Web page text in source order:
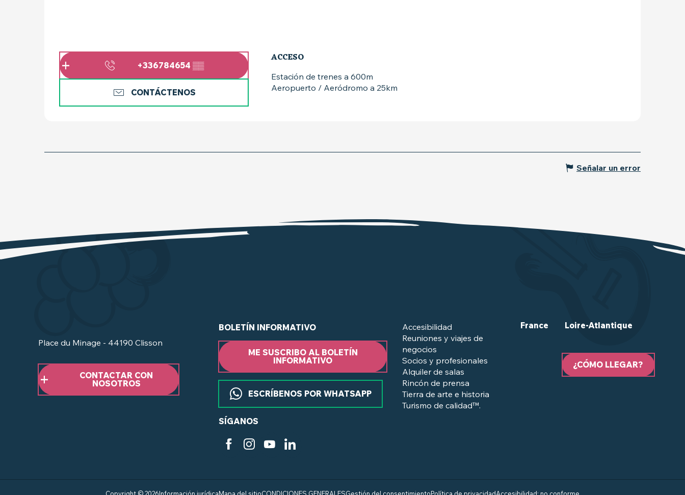
+336784654 ▒▒
CONTÁCTENOS
ACCESO
ACCESO
Estación de trenes a 600m
Aeropuerto / Aeródromo a 25km
Señalar un error
Place du Minage - 44190 Clisson
CONTACTAR CON
NOSOTROS
BOLETÍN INFORMATIVO
ME SUSCRIBO AL BOLETÍN
INFORMATIVO
ESCRÍBENOS POR WHATSAPP
SÍGANOS
Accesibilidad
Reuniones y viajes de
negocios
Socios y profesionales
Alquiler de salas
Rincón de prensa
Tierra de arte e historia
Turismo de calidad™.
¿CÓMO LLEGAR?
France Loire-Atlantique
Copyright © 2026Información jurídicaMapa del sitioCONDICIONES GENERALESGestión del consentimientoPolítica de privacidadAccesibilidad: no conforme